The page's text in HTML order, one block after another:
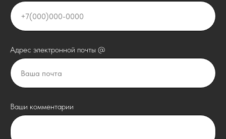
Адрес электронной почты @
Ваши комментарии